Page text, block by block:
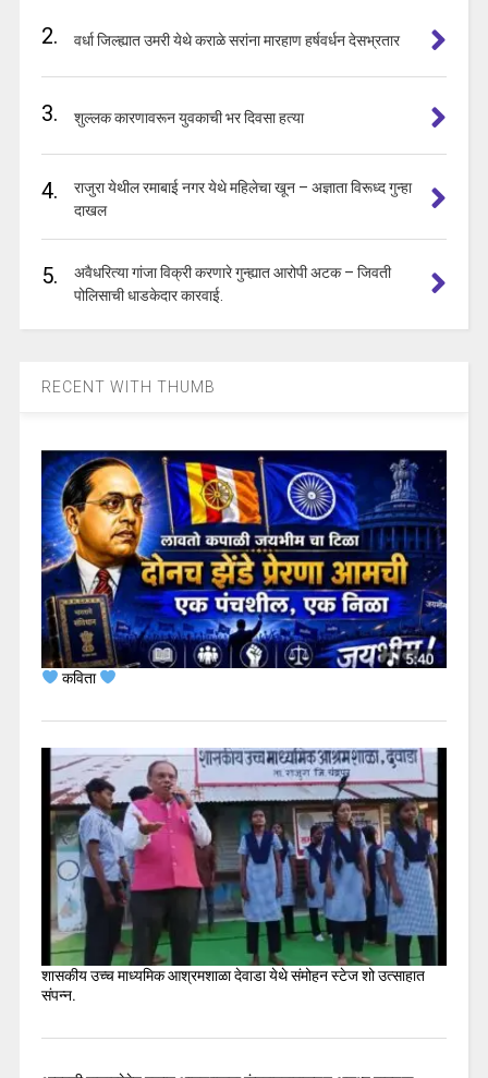
2. वर्धा जिल्ह्यात उमरी येथे कराळे सरांना मारहाण हर्षवर्धन देसभ्रतार
3. शुल्लक कारणावरून युवकाची भर दिवसा हत्या
4.
राजुरा येथील रमाबाई नगर येथे महिलेचा खून – अज्ञाता विरूध्द गुन्हा
दाखल
5.
अवैधरित्या गांजा विक्री करणारे गुन्ह्यात आरोपी अटक – जिवती
पोलिसाची धाडकेदार कारवाई.
RECENT WITH THUMB
कविता
शासकीय उच्च माध्यमिक आश्रमशाळा देवाडा येथे संमोहन स्टेज शो उत्साहात
संपन्न.